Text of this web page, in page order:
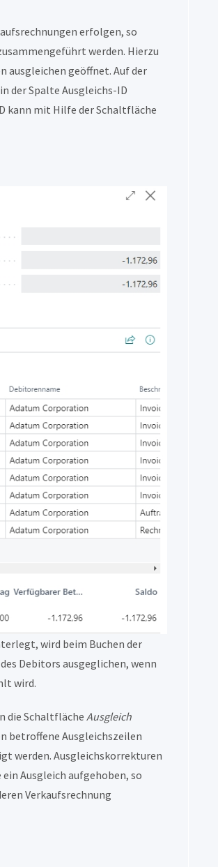
erfolgen, so
werden. Hierzu
ausgleichen geöffnet. Auf der
der Spalte Ausgleichs-ID
kann mit Hilfe der Schaltfläche
wird beim Buchen der
Debitors ausgeglichen, wenn
wird.
die Schaltfläche Ausgleich
betroffene Ausgleichszeilen
werden. Ausgleichskorrekturen
Ausgleich aufgehoben, so
Verkaufsrechnung